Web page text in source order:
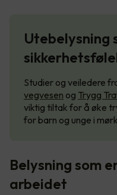
Utebelysning
Studier og veiledere
vegvesen og Trygg
viktig tiltak for å øke
for barn og unge i
Belysning som
arbeidet